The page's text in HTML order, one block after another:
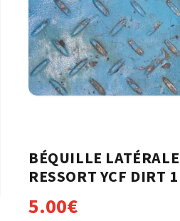
BÉQUILLE
RESSORT YCF DIRT
5.00€